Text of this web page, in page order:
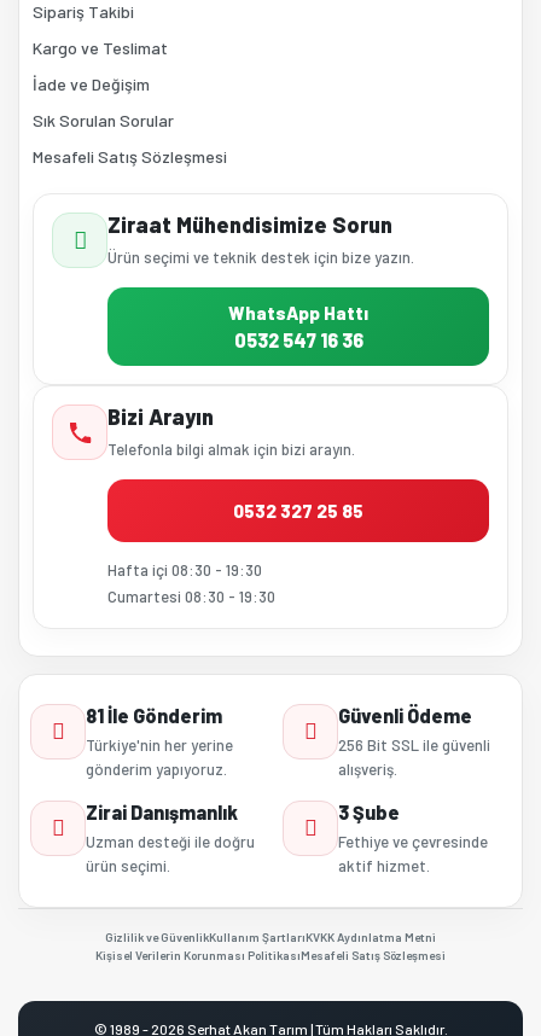
Sipariş Takibi
Kargo ve Teslimat
İade ve Değişim
Sık Sorulan Sorular
Mesafeli Satış Sözleşmesi
Ziraat Mühendisimize Sorun
Ürün seçimi ve teknik destek için bize yazın.
WhatsApp Hattı
0532 547 16 36
Bizi Arayın
Telefonla bilgi almak için bizi arayın.
0532 327 25 85
Hafta içi 08:30 - 19:30
Cumartesi 08:30 - 19:30
81 İle Gönderim
Türkiye'nin her yerine
gönderim yapıyoruz.
Güvenli Ödeme
256 Bit SSL ile güvenli
alışveriş.
Zirai Danışmanlık
Uzman desteği ile doğru
ürün seçimi.
3 Şube
Fethiye ve çevresinde
aktif hizmet.
Gizlilik ve GüvenlikKullanım ŞartlarıKVKK Aydınlatma Metni
Kişisel Verilerin Korunması PolitikasıMesafeli Satış Sözleşmesi
© 1989 - 2026 Serhat Akan Tarım | Tüm Hakları Saklıdır.